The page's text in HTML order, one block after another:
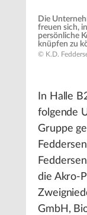
Die
freuen sich,
persönliche
knüpfen zu
© K.D.
In Halle
folgende
Gruppe
die Akro-
GmbH,